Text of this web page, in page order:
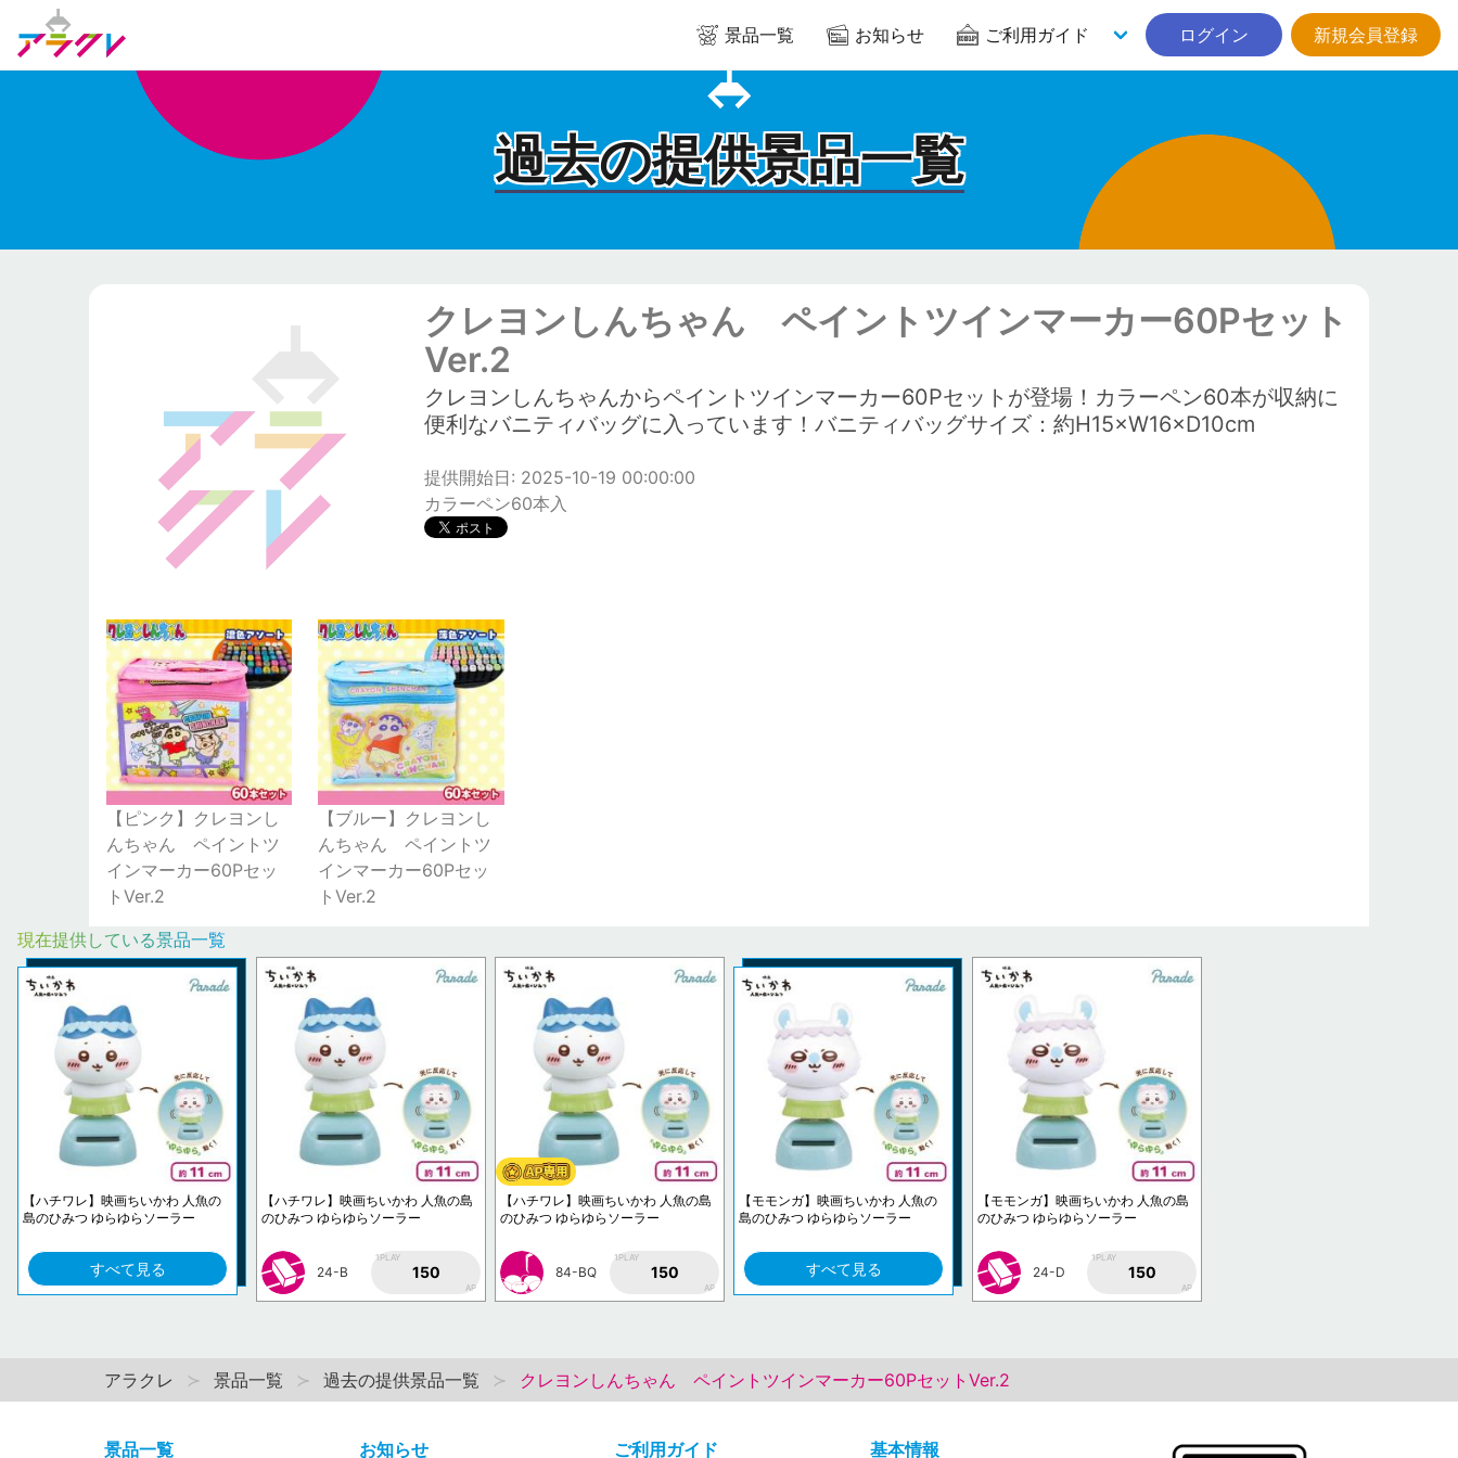
景品一覧 お知らせ ご利用ガイド ログイン 新規会員登録
過去の提供景品一覧
クレヨンしんちゃん ペイントツインマーカー60Pセット
Ver.2
クレヨンしんちゃんからペイントツインマーカー60Pセットが登場！カラーペン60本が収納に
便利なバニティバッグに入っています！バニティバッグサイズ：約H15×W16×D10cm
提供開始日: 2025-10-19 00:00:00
カラーペン60本入
【ピンク】クレヨンし
んちゃん ペイントツ
インマーカー60Pセッ
トVer.2
【ブルー】クレヨンし
んちゃん ペイントツ
インマーカー60Pセッ
トVer.2
現在提供している景品一覧
【ハチワレ】映画ちいかわ 人魚の
島のひみつ ゆらゆらソーラー
すべて見る
【ハチワレ】映画ちいかわ 人魚の島
のひみつ ゆらゆらソーラー
24-B
1PLAY
150
AP
【ハチワレ】映画ちいかわ 人魚の島
のひみつ ゆらゆらソーラー
84-BQ
1PLAY
150
AP
【モモンガ】映画ちいかわ 人魚の
島のひみつ ゆらゆらソーラー
すべて見る
【モモンガ】映画ちいかわ 人魚の島
のひみつ ゆらゆらソーラー
24-D
1PLAY
150
AP
アラクレ 景品一覧 過去の提供景品一覧 クレヨンしんちゃん ペイントツインマーカー60PセットVer.2
景品一覧 お知らせ ご利用ガイド 基本情報